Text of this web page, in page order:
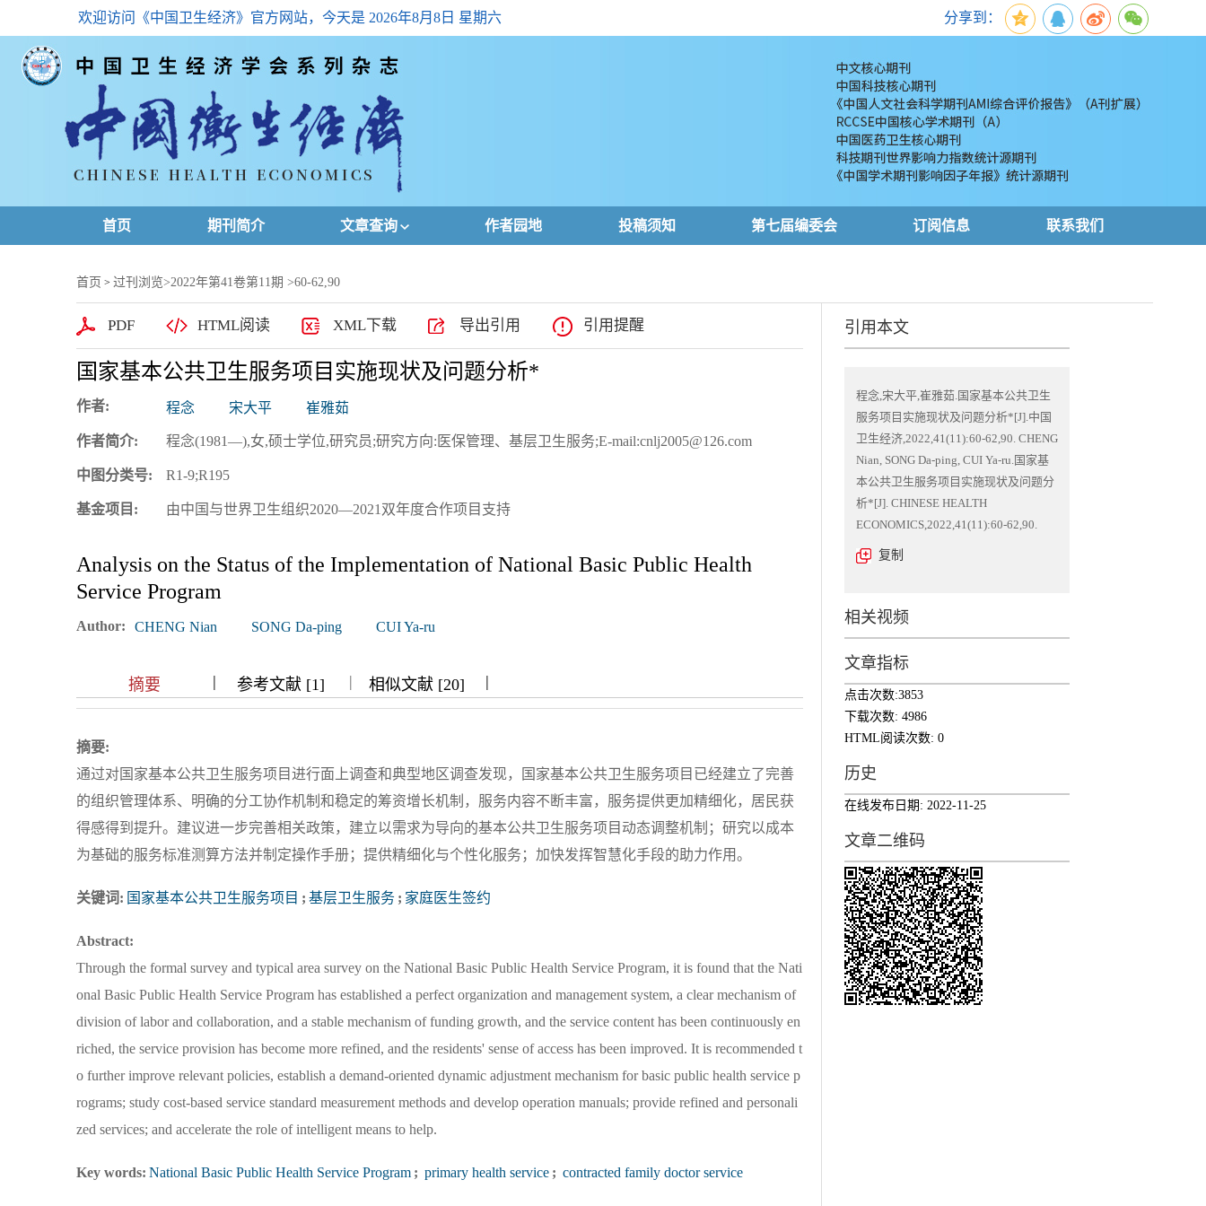
欢迎访问《中国卫生经济》官方网站，今天是 2026年8月8日 星期六 分享到：
首页 期刊简介 文章查询
高级查询
下载排名
浏览排名
作者园地 投稿须知 第七届编委会 订阅信息 联系我们
首页 > 过刊浏览>2022年第41卷第11期 >60-62,90
PDF HTML阅读 XML下载 导出引用 引用提醒
国家基本公共卫生服务项目实施现状及问题分析*
作者: 程念 宋大平 崔雅茹
作者简介: 程念(1981—),女,硕士学位,研究员;研究方向:医保管理、基层卫生服务;E-mail:cnlj2005@126.com
中图分类号: R1-9;R195
基金项目: 由中国与世界卫生组织2020—2021双年度合作项目支持
Analysis on the Status of the Implementation of National Basic Public Health
Service Program
Author: CHENG Nian SONG Da-ping CUI Ya-ru
摘要 ||| 参考文献 [1] | 相似文献 [20] |||
摘要:
通过对国家基本公共卫生服务项目进行面上调查和典型地区调查发现，国家基本公共卫生服务项目已经建立了完善
的组织管理体系、明确的分工协作机制和稳定的筹资增长机制，服务内容不断丰富，服务提供更加精细化，居民获
得感得到提升。建议进一步完善相关政策，建立以需求为导向的基本公共卫生服务项目动态调整机制；研究以成本
为基础的服务标准测算方法并制定操作手册；提供精细化与个性化服务；加快发挥智慧化手段的助力作用。
关键词: 国家基本公共卫生服务项目 ; 基层卫生服务 ; 家庭医生签约
Abstract:
Through the formal survey and typical area survey on the National Basic Public Health Service Program, it is found that the Nati
onal Basic Public Health Service Program has established a perfect organization and management system, a clear mechanism of
division of labor and collaboration, and a stable mechanism of funding growth, and the service content has been continuously en
riched, the service provision has become more refined, and the residents' sense of access has been improved. It is recommended t
o further improve relevant policies, establish a demand-oriented dynamic adjustment mechanism for basic public health service p
rograms; study cost-based service standard measurement methods and develop operation manuals; provide refined and personali
zed services; and accelerate the role of intelligent means to help.
Key words: National Basic Public Health Service Program ; primary health service ; contracted family doctor service
引用本文
程念,宋大平,崔雅茹.国家基本公共卫生
服务项目实施现状及问题分析*[J].中国
卫生经济,2022,41(11):60-62,90. CHENG
Nian, SONG Da-ping, CUI Ya-ru.国家基
本公共卫生服务项目实施现状及问题分
析*[J]. CHINESE HEALTH
ECONOMICS,2022,41(11):60-62,90.
复制
相关视频
文章指标
点击次数:3853
下载次数: 4986
HTML阅读次数: 0
历史
在线发布日期: 2022-11-25
文章二维码